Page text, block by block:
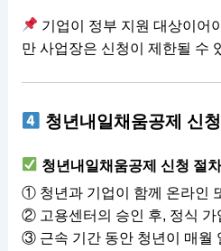
기업이 정부 지원 대상이어
만 사업장은 신청이 제한될 수
청년내일채움공제 신
청년내일채움공제 신청 절
① 청년과 기업이 함께 온라인
② 고용센터의 승인 후, 정식 가
③ 근속 기간 동안 청년이 매월